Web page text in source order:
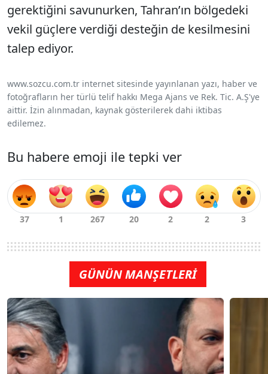
gerektiğini savunurken, Tahran’ın bölgedeki
vekil güçlere verdiği desteğin de kesilmesini
talep ediyor.
www.sozcu.com.tr internet sitesinde yayınlanan yazı, haber ve
fotoğrafların her türlü telif hakkı Mega Ajans ve Rek. Tic. A.Ş'ye
aittir. İzin alınmadan, kaynak gösterilerek dahi iktibas
edilemez.
Bu habere emoji ile tepki ver
GÜNÜN MANŞETLERİ